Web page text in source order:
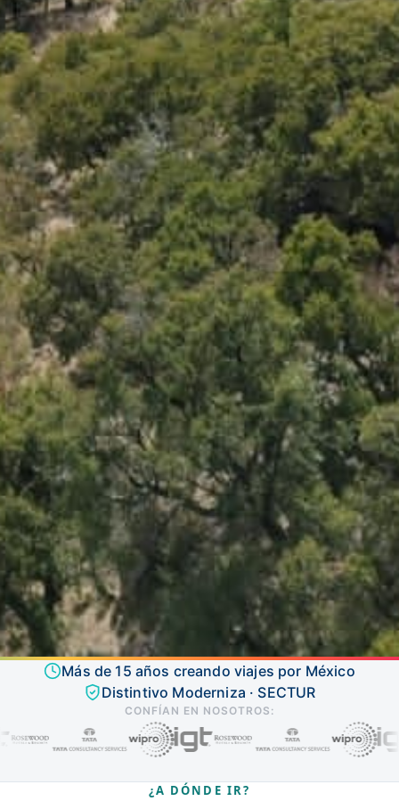
Más de 15 años creando viajes por México
Distintivo Moderniza · SECTUR
CONFÍAN EN NOSOTROS:
¿A DÓNDE IR?